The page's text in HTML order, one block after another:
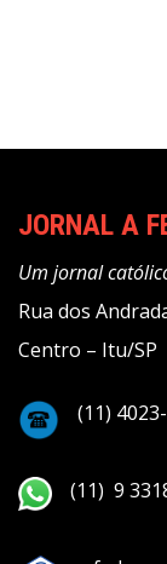
JORNAL A
Um jornal
Rua dos
Centro – Itu/SP
(11)
(11) 9